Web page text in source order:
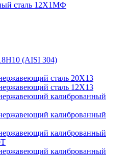
сталь 12Х1МФ
(AISI 304)
сталь 20Х13
сталь 12Х13
калиброванный
калиброванный
калиброванный
калиброванный